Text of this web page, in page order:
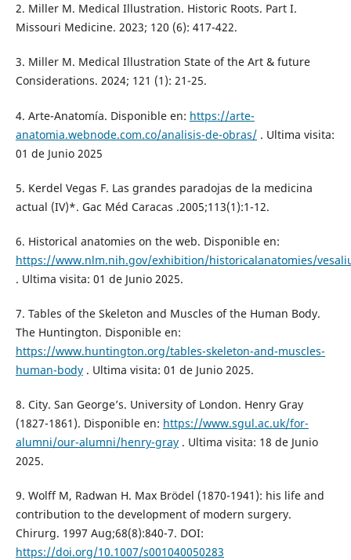
2. Miller M. Medical Illustration. Historic Roots. Part I.
Missouri Medicine. 2023; 120 (6): 417-422.
3. Miller M. Medical Illustration State of the Art & future
Considerations. 2024; 121 (1): 21-25.
4. Arte-Anatomía. Disponible en: https://arte-
anatomia.webnode.com.co/analisis-de-obras/. Ultima visita:
01 de Junio 2025
5. Kerdel Vegas F. Las grandes paradojas de la medicina
actual (IV)*. Gac Méd Caracas .2005;113(1):1-12.
6. Historical anatomies on the web. Disponible en:
https://www.nlm.nih.gov/exhibition/historicalanatomies/
. Ultima visita: 01 de Junio 2025.
7. Tables of the Skeleton and Muscles of the Human Body.
The Huntington. Disponible en:
https://www.huntington.org/tables-skeleton-and-muscles-
human-body. Ultima visita: 01 de Junio 2025.
8. City. San George’s. University of London. Henry Gray
(1827-1861). Disponible en: https://www.sgul.ac.uk/for-
alumni/our-alumni/henry-gray. Ultima visita: 18 de Junio
2025.
9. Wolff M, Radwan H. Max Brödel (1870-1941): his life and
contribution to the development of modern surgery.
Chirurg. 1997 Aug;68(8):840-7. DOI:
https://doi.org/10.1007/s001040050283